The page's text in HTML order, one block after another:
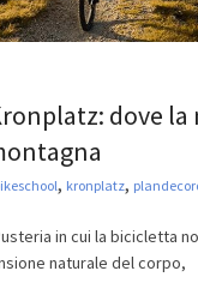
dove la
, kronplatz,
in cui la bicicletta
naturale del corpo,